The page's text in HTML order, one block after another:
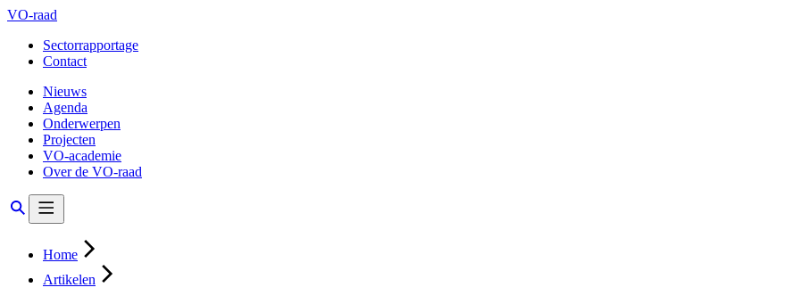
VO-raad
Sectorrapportage
Contact
Nieuws
Agenda
Onderwerpen
Projecten
VO-academie
Over de VO-raad
Home
Artikelen